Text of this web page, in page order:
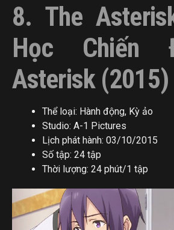
8. The
Học Chiến
Asterisk (2015)
Thể loại: Hành động, Kỳ ảo
Studio: A-1 Pictures
Lịch phát hành: 03/10/2015
Số tập: 24 tập
Thời lượng: 24 phút/1 tập